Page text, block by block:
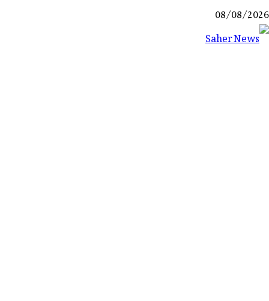
Skip
to
08/08/2026